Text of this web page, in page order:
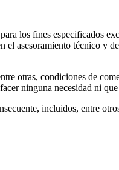
los fines especificados
el asesoramiento técnico y
otras, condiciones de
ninguna necesidad ni
incluidos, entre